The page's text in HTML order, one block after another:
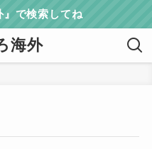
』で検索してね
海外